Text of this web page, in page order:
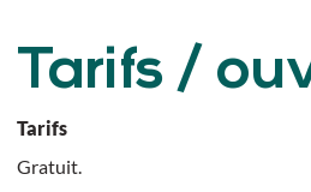
Tarifs /
Tarifs
Gratuit.